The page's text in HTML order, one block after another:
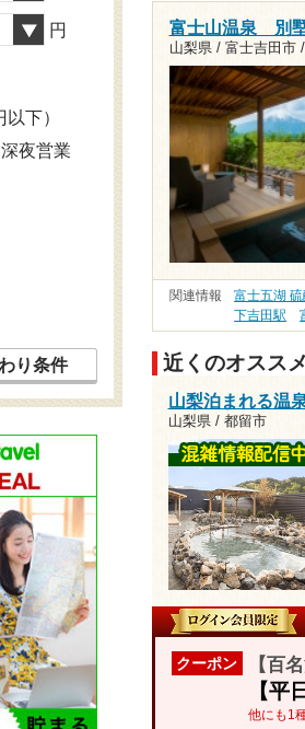
富士山温泉 別
山梨県 / 富士吉田市
関連情報 富士五湖
下吉田駅
近くのオスス
山梨泊まれる温
山梨県 / 都留市
クーポン 【百
【平
他にも1
円
下）
夜営業
り条件